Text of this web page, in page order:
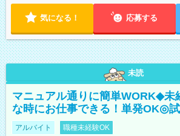
気になる！ 応募する
未読
マニュアル通りに簡単WORK◆未
な時にお仕事できる！単発OK◎
アルバイト 職種未経験OK